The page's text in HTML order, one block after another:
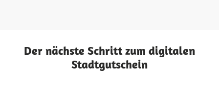
Der nächste Schritt zum digitalen
Stadtgutschein